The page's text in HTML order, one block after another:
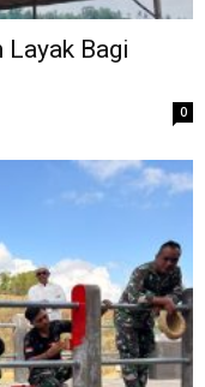
Layak Bagi
0